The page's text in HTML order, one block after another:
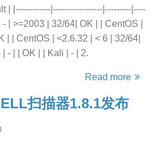
| |------------|-----------------|---------|----
| >=2003 | 32/64| OK | | CentOS |
| | CentOS | <2.6.32 | < 6 | 32/64|
- | | OK | | Kali | - | 2.
Read more
扫描器1.8.1发布